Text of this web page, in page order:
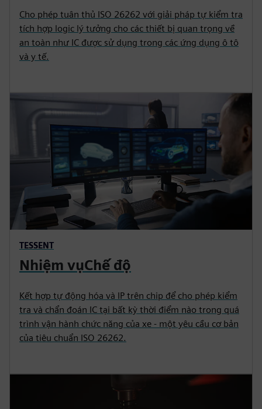
Cho phép tuân thủ ISO 26262 với giải pháp tự kiểm tra
tích hợp logic lý tưởng cho các thiết bị quan trọng về
an toàn như IC được sử dụng trong các ứng dụng ô tô
và y tế.
TESSENT
Nhiệm vụChế độ
Kết hợp tự động hóa và IP trên chip để cho phép kiểm
tra và chẩn đoán IC tại bất kỳ thời điểm nào trong quá
trình vận hành chức năng của xe - một yêu cầu cơ bản
của tiêu chuẩn ISO 26262.